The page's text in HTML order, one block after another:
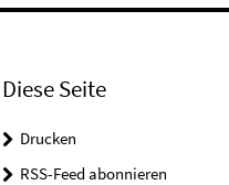
Diese Seite
Drucken
RSS-Feed abonnieren